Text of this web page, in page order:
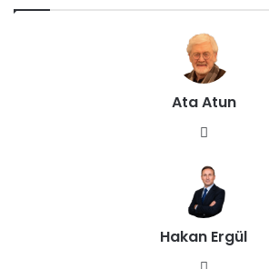
Ata Atun
esi
Hakan Ergül